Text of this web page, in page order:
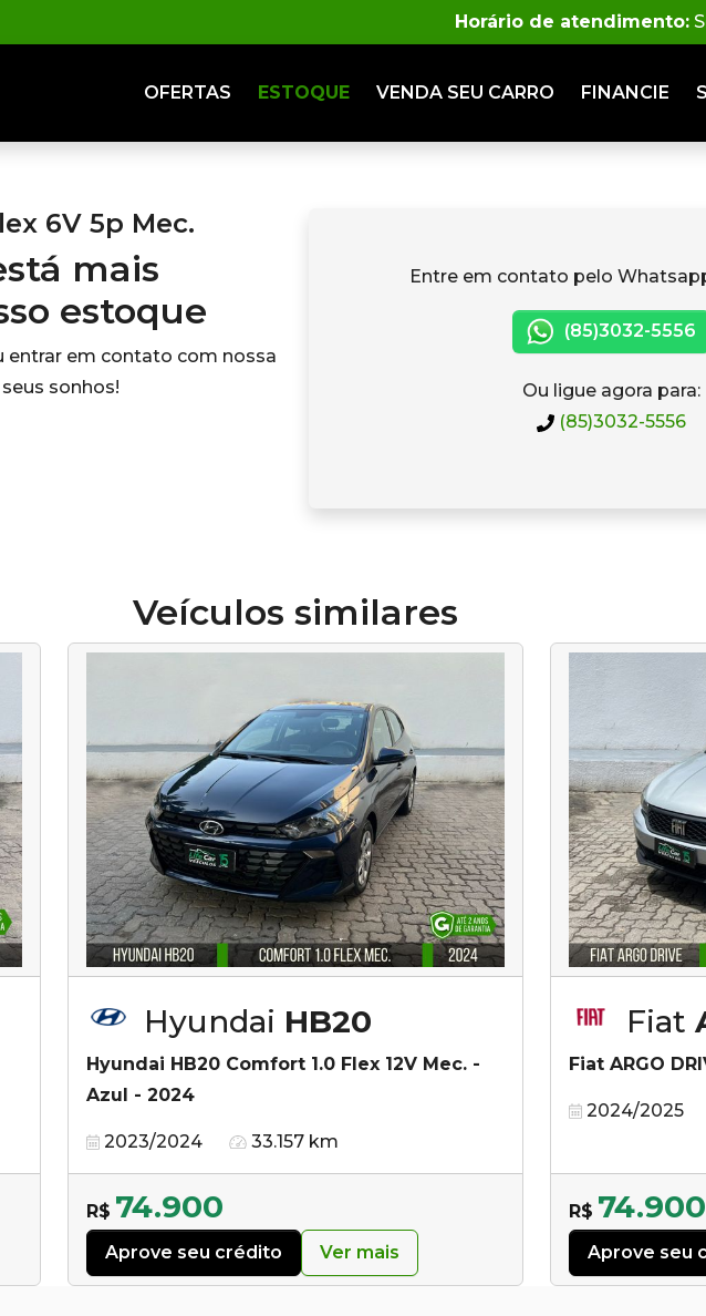
Horário de atendimento:
OFERTAS ESTOQUE VENDA SEU CARRO FINANCIE
6V 5p Mec.
mais
estoque
entrar em contato com nossa
sonhos!
Entre em contato pelo
(85)3032-5556
Ou ligue agora para:
(85)3032-5556
Veículos similares
Hyundai HB20
Hyundai HB20 Comfort 1.0 Flex 12V Mec. -
Azul - 2024
2023/2024 33.157 km
R$ 74.900
Aprove seu crédito Ver mais
Fiat
Fiat ARGO
2024/2025
R$ 74.900
Aprove seu